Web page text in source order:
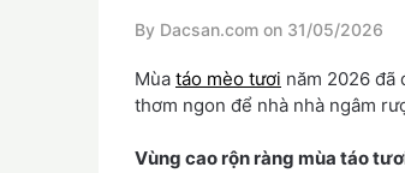
By Dacsan.com on 31/05/2026
Mùa táo mèo tươi năm 2026 đã
thơm ngon để nhà nhà ngâm
Vùng cao rộn ràng mùa táo